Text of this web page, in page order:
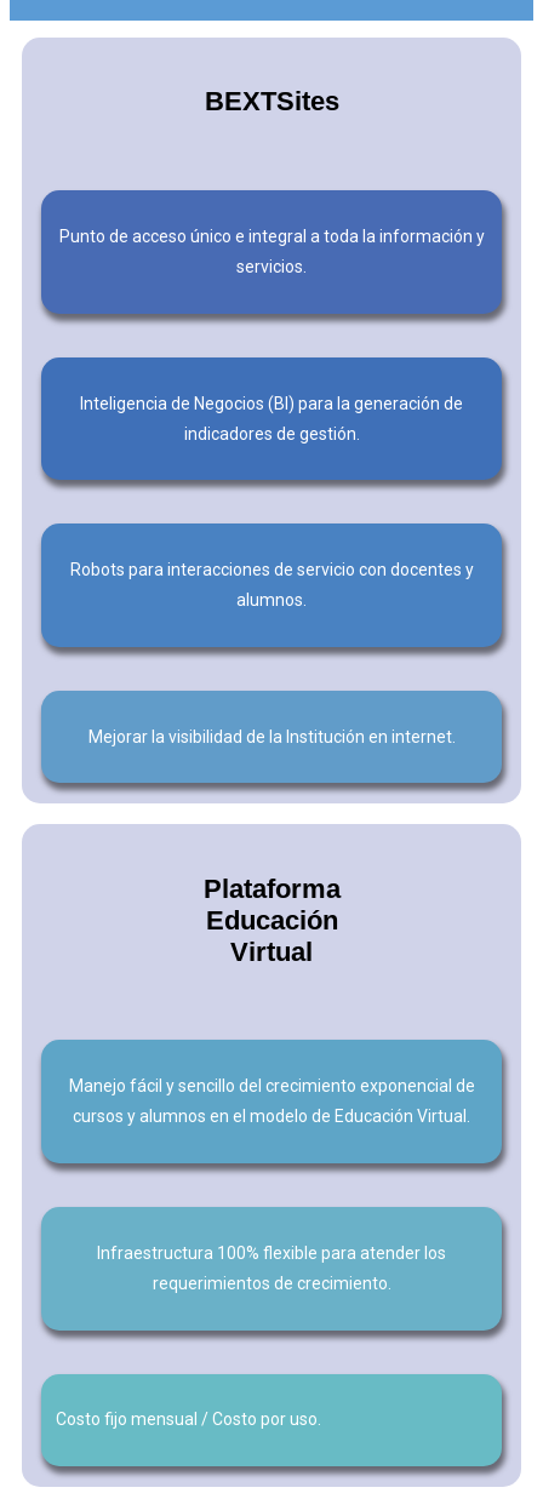
BEXTSites
Punto de acceso único e integral a toda la información y
servicios.
Inteligencia de Negocios (BI) para la generación de
indicadores de gestión.
Robots para interacciones de servicio con docentes y
alumnos.
Mejorar la visibilidad de la Institución en internet.
Plataforma
Educación
Virtual
Manejo fácil y sencillo del crecimiento exponencial de
cursos y alumnos en el modelo de Educación Virtual.
Infraestructura 100% flexible para atender los
requerimientos de crecimiento.
Costo fijo mensual / Costo por uso.